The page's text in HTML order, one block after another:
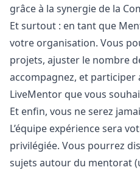
grâce à la synergie de la
Et surtout : en tant que
votre organisation. Vous
projets, ajuster le nombre
accompagnez, et participer
LiveMentor que vous
Et enfin, vous ne serez
L’équipe expérience sera
privilégiée. Vous pourrez
sujets autour du mentorat